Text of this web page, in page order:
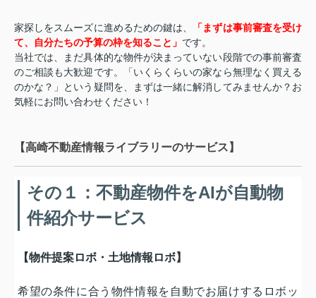
家探しをスムーズに進めるための鍵は、
「まずは事前審査を受け
て、自分たちの予算の枠を知ること」 です。
当社では、まだ具体的な物件が決まっていない段階での事前審査
のご相談も大歓迎です。「いくらくらいの家なら無理なく買える
のかな？」という疑問を、まずは一緒に解消してみませんか？お
気軽にお問い合わせください！
【高崎不動産情報ライブラリーのサービス】
その１：不動産物件をAIが自動物
件紹介サービス
【物件提案ロボ・土地情報ロボ】
希望の条件に合う物件情報を自動でお届けするロボッ